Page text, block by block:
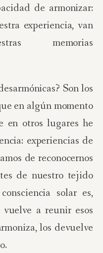
de armonizar:
experiencia, van
memorias
Son los
en algún momento
en otros lugares he
experiencias de
de reconocernos
de nuestro tejido
solar es,
a reunir esos
los devuelve